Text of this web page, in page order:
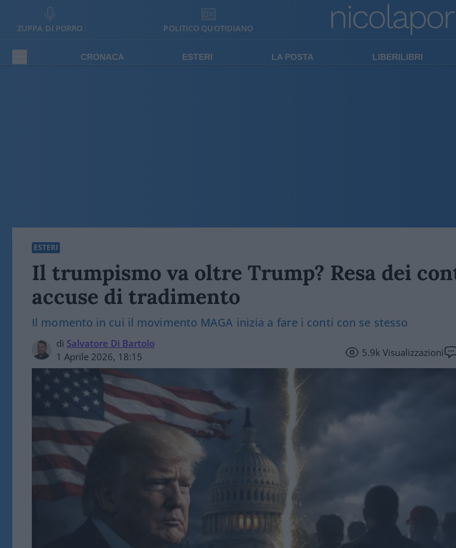
ZUPPA DI PORRO POLITICO QUOTIDIANO
CRONACA ESTERI LA POSTA LIBERILIBRI
ESTERI
Il trumpismo va oltre Trump? Resa dei
accuse di tradimento
Il momento in cui il movimento MAGA inizia a fare i conti con se stesso
di Salvatore Di Bartolo
1 Aprile 2026, 18:15
5.9kVisualizzazioni